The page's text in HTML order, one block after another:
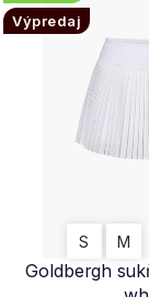
Goldbergh
Výpredaj
S M